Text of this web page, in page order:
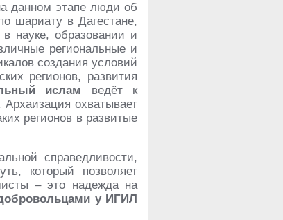
данном этапе люди об
шариату в Дагестане,
в науке, образовании и
региональные и
создания условий
регионов, развития
ислам ведёт к
охватывает
регионов в развитые
справедливости,
который позволяет
– это надежда на
у ИГИЛ